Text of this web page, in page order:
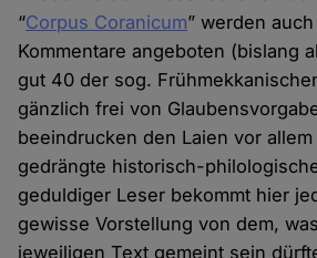
“Corpus Coranicum” werden
Kommentare angeboten (bislang
gut 40 der sog.
gänzlich frei von
beeindrucken den Laien vor
gedrängte historisch-
geduldiger Leser bekommt hier
gewisse Vorstellung von dem,
jeweiligen Text gemeint sein